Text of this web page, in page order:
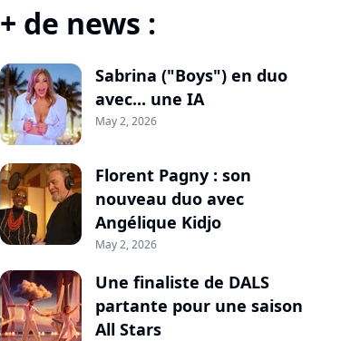
+ de news :
Sabrina ("Boys") en duo
avec... une IA
May 2, 2026
Florent Pagny : son
nouveau duo avec
Angélique Kidjo
May 2, 2026
Une finaliste de DALS
partante pour une saison
All Stars